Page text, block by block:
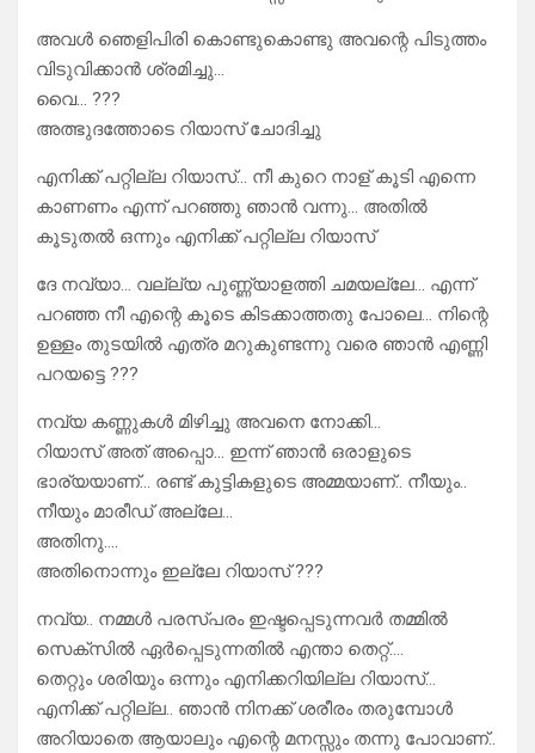
അവൾ ഞെളിപിരി കൊണ്ടുകൊണ്ടു അവന്റെ പിടുത്തം
വിടുവിക്കാൻ ശ്രമിച്ചു…
വൈ… ???
അത്ഭുദത്തോടെ റിയാസ് ചോദിച്ചു
എനിക്ക് പറ്റില്ല റിയാസ്… നീ കുറെ നാള് കൂടി എന്നെ
കാണണം എന്ന് പറഞ്ഞു ഞാൻ വന്നു… അതിൽ
കൂടുതൽ ഒന്നും എനിക്ക് പറ്റില്ല റിയാസ്
ദേ നവ്യാ… വല്ല്യ പുണ്ണ്യാളത്തി ചമയല്ലേ… എന്ന്
പറഞ്ഞ നീ എന്റെ കൂടെ കിടക്കാത്തതു പോലെ… നിന്റെ
ഉള്ളം തുടയിൽ എത്ര മറുകുണ്ടന്നു വരെ ഞാൻ എണ്ണി
പറയട്ടെ ???
നവ്യ കണ്ണുകൾ മിഴിച്ചു അവനെ നോക്കി…
റിയാസ് അത് അപ്പൊ… ഇന്ന് ഞാൻ ഒരാളുടെ
ഭാര്യയാണ്… രണ്ട് കുട്ടികളുടെ അമ്മയാണ്.. നീയും..
നീയും മാരീഡ് അല്ലേ…
അതിനു….
അതിനൊന്നും ഇല്ലേ റിയാസ് ???
നവ്യ.. നമ്മൾ പരസ്പരം ഇഷ്ടപ്പെടുന്നവർ തമ്മിൽ
സെക്സിൽ ഏർപ്പെടുന്നതിൽ എന്താ തെറ്റ്….
തെറ്റും ശരിയും ഒന്നും എനിക്കറിയില്ല റിയാസ്…
എനിക്ക് പറ്റില്ല.. ഞാൻ നിനക്ക് ശരീരം തരുമ്പോൾ
അറിയാതെ ആയാലും എന്റെ മനസ്സും തന്നു പോവാണ്..